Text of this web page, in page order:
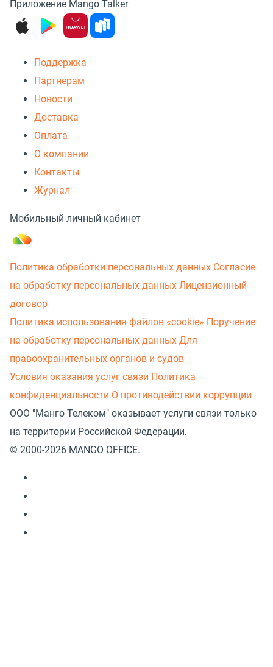
Приложение Mango Talker
Поддержка
Партнерам
Новости
Доставка
Оплата
О компании
Контакты
Журнал
Мобильный личный кабинет
Политика обработки персональных данных Согласие
на обработку персональных данных Лицензионный
договор
Политика использования файлов «cookie» Поручение
на обработку персональных данных Для
правоохранительных органов и судов
Условия оказания услуг связи Политика
конфиденциальности О противодействии коррупции
ООО "Манго Телеком" оказывает услуги связи только
на территории Российской Федерации.
© 2000-2026 MANGO OFFICE.